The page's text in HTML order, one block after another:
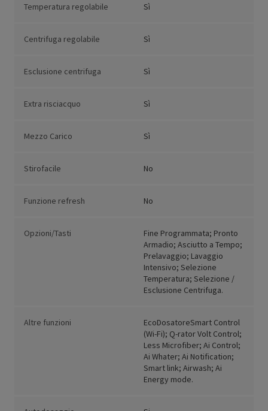
Temperatura regolabile Sì
Centrifuga regolabile Sì
Esclusione centrifuga Sì
Extra risciacquo Sì
Mezzo Carico Sì
Stirofacile No
Funzione refresh No
Opzioni/Tasti
Fine Programmata; Pronto
Armadio; Asciutto a Tempo;
Prelavaggio; Lavaggio
Intensivo; Selezione
Temperatura; Selezione /
Esclusione Centrifuga.
Altre funzioni
EcoDosatoreSmart Control
(Wi-Fi); Q-rator Volt Control;
Less Microfiber; Ai Control;
Ai Whater; Ai Notification;
Smart link; Airwash; Ai
Energy mode.